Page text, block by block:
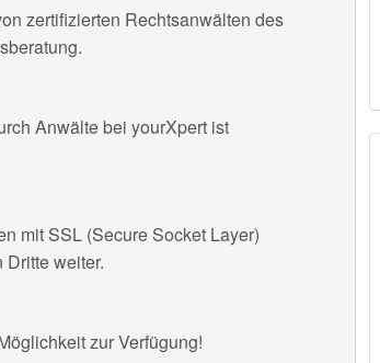
zertifizierten Rechtsanwälten des
Anwälte bei yourXpert ist
mit SSL (Secure Socket Layer)
weiter.
zur Verfügung!